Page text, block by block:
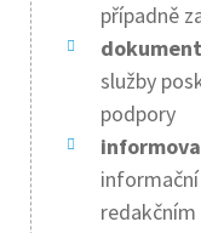
případně
služby
podpory